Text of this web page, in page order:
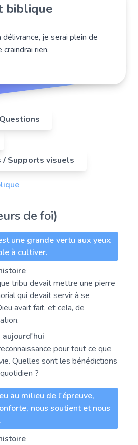
biblique
je serai plein de
rien.
Questions
/ Supports visuels
de foi)
une grande vertu aux yeux
à cultiver.
tribu devait mettre une pierre
qui devait servir à se
avait fait, et cela, de
aujourd'hui
pour tout ce que
Quelles sont les bénédictions
?
au milieu de l'épreuve,
nous soutient et nous